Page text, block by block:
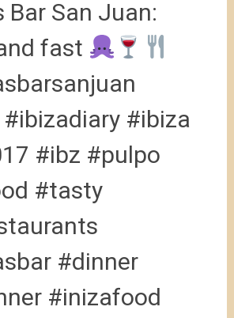
Bar San Juan:
fast
#ibiza
#ibz #pulpo
#tasty
#dinner
#inizafood